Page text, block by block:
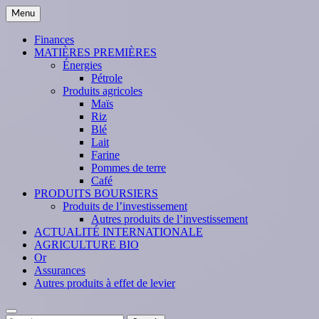
Skip
to
content
Menu
Finances
MATIÈRES PREMIÈRES
Énergies
Pétrole
Produits agricoles
Maïs
Riz
Blé
Lait
Farine
Pommes de terre
Café
PRODUITS BOURSIERS
Produits de l’investissement
Autres produits de l’investissement
ACTUALITÉ INTERNATIONALE
AGRICULTURE BIO
Or
Assurances
Autres produits à effet de levier
Search